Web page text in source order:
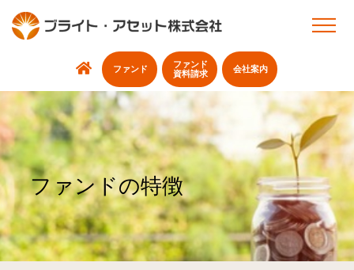
ファンド
ファンド
資料請求
会社案内
ファンドの特徴